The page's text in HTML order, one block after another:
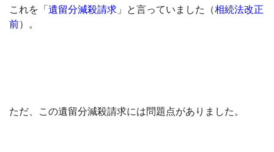
これを「遺留分減殺請求 」と言っていました（相続法改正
前）。
ただ、この遺留分減殺請求には問題点がありました。